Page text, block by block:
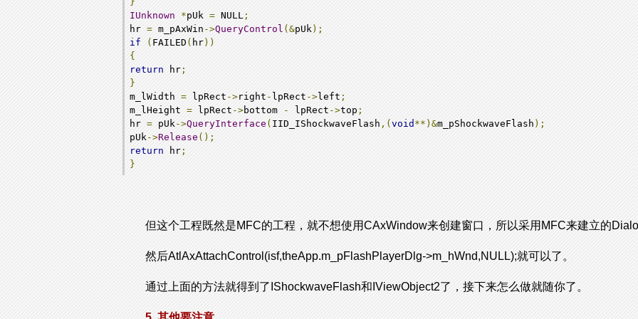
IUnknown
*pUk = NULL ;
hr = m_pAxWin ->QueryControl (&pUk );
if
( FAILED ( hr))
{
return hr;
}
m_lWidth = lpRect ->right - lpRect ->left ;
m_lHeight = lpRect ->bottom - lpRect ->top ;
hr = pUk ->QueryInterface ( IID_IShockwaveFlash ,( void **)&m_pShockwaveFlash );
pUk ->Release();
return hr;
}
但这个工程既然是MFC的工程，就不想使用CAxWindow来创建窗口，所以采用MFC来建立的
然后AtlAxAttachControl(isf,theApp.m_pFlashPlayerDlg->m_hWnd,NULL);就可以了。
通过上面的方法就得到了IShockwaveFlash和IViewObject2了，接下来怎么做就随你了。